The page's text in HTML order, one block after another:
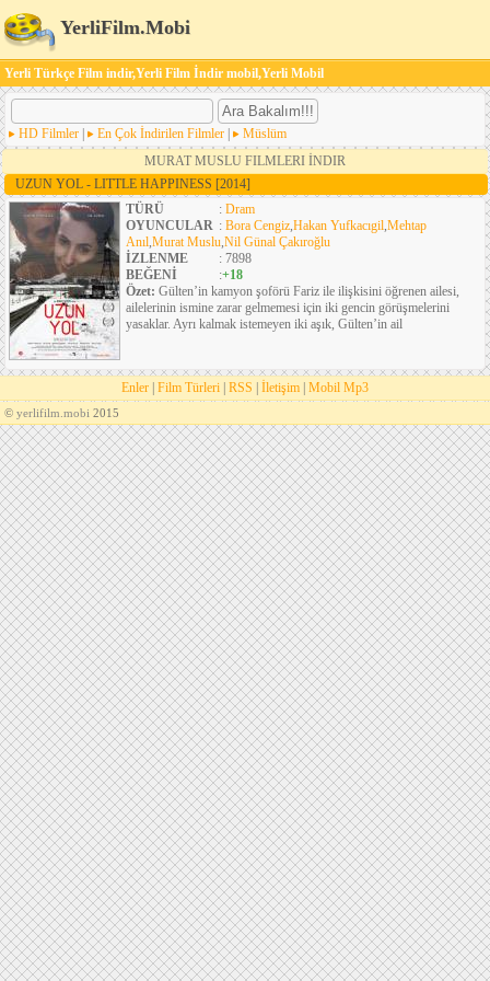
YerliFilm.Mobi
Yerli Türkçe Film indir,Yerli Film İndir mobil,Yerli Mobil
HD Filmler En Çok İndirilen Filmler
Müslüm
MURAT MUSLU FILMLERI İNDIR
UZUN YOL - LITTLE HAPPINESS [2014]
TÜRÜ
: Dram
OYUNCULAR : Bora Cengiz,Hakan Yufkacıgil,Mehtap
Anıl,Murat Muslu,Nil Günal Çakıroğlu
İZLENME
: 7898
BEĞENİ
:+18
Özet: Gülten’in kamyon şoförü Fariz ile ilişkisini öğrenen ailesi,
ailelerinin ismine zarar gelmemesi için iki gencin görüşmelerini
yasaklar. Ayrı kalmak istemeyen iki aşık, Gülten’in ail
Enler Film Türleri RSS İletişim Mobil Mp3
© yerlifilm.mobi 2015